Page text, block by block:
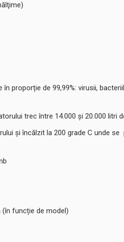
proporție de 99,99%: virusii,
trec între 14.000 și 20.000 litri
și încălzit la 200 grade C unde
funcție de model)